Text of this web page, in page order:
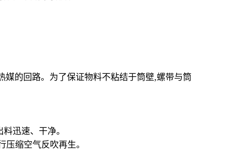
媒的回路。为了保证物料不粘结于筒壁,螺带与筒
料迅速、干净。
压缩空气反吹再生。